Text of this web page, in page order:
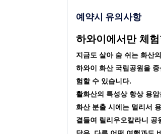
예약시 유의사항
하와이에서만 체
지금도 살아 숨 쉬는 화산
하와이 화산 국립공원을
험할 수 있습니다.
활화산의 특성상 항상 용
화산 분출 시에는 멀리서
곁들여 릴리우오칼라니 공